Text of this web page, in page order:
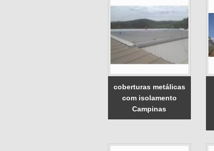
coberturas metálicas
com isolamento
Campinas